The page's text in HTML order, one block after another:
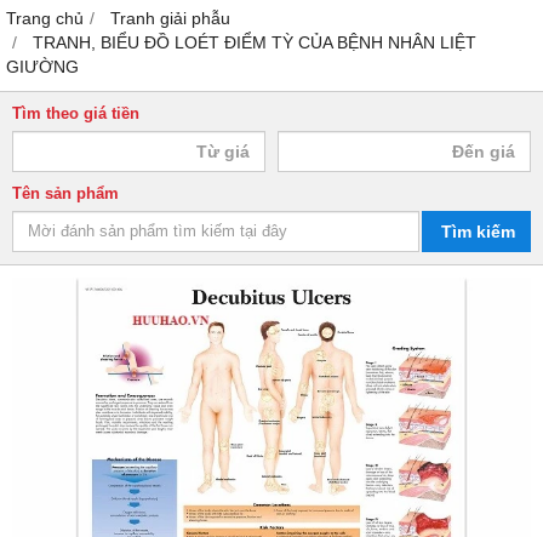
Trang chủ
Tranh giải phẫu
TRANH, BIỂU ĐỒ LOÉT ĐIỂM TỲ CỦA BỆNH NHÂN LIỆT
GIƯỜNG
Tìm theo giá tiền
Tên sản phẩm
Tìm kiếm